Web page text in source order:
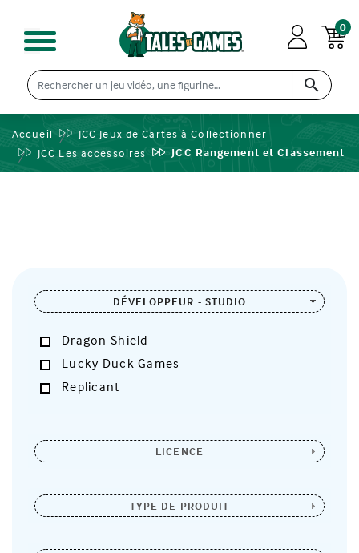

0
Accueil
JCC Jeux de Cartes à Collectionner
JCC Les accessoires
JCC Rangement et Classement
DÉVELOPPEUR - STUDIO
Dragon Shield
Lucky Duck Games
Replicant
LICENCE
TYPE DE PRODUIT